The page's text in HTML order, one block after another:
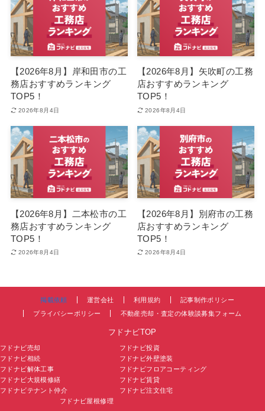
【2026年8月】岸和田市の工
務店おすすめランキング
TOP5！
2026年8月4日
【2026年8月】矢吹町の工務
店おすすめランキング
TOP5！
2026年8月4日
【2026年8月】二本松市の工
務店おすすめランキング
TOP5！
2026年8月4日
【2026年8月】別府市の工務
店おすすめランキング
TOP5！
2026年8月4日
掲載依頼 運営会社 利用規約
記事制作ポリシー
プライバシーポリシー
不動産売却・査定の体験談募集フォーム
フドナビTOP
フドナビ売却
フドナビ投資
フドナビ相続
フドナビ外壁塗装
フドナビ解体工事
フドナビフロアコーティング
フドナビ大規模修繕
フドナビ賃貸
フドナビテナント仲介
フドナビ注文住宅
フドナビ屋根修理